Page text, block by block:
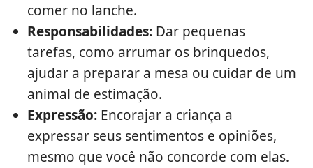
comer no lanche.
Responsabilidades: Dar pequenas
tarefas, como arrumar os brinquedos,
ajudar a preparar a mesa ou cuidar de um
animal de estimação.
Expressão: Encorajar a criança a
expressar seus sentimentos e opiniões,
mesmo que você não concorde com elas.